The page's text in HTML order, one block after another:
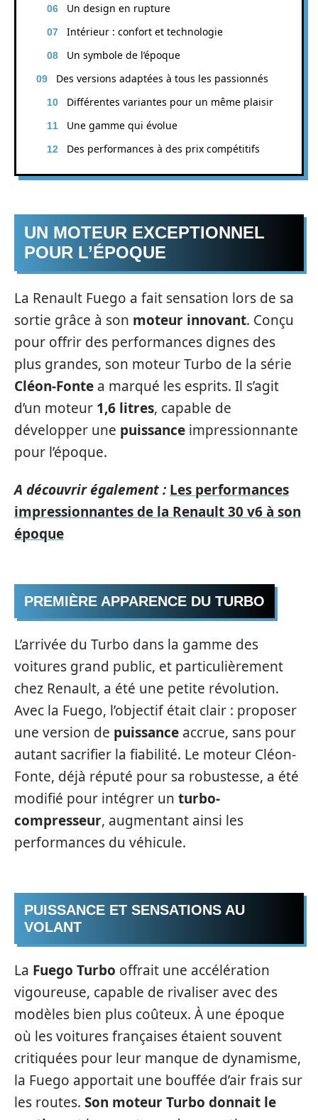
Un design en rupture
Intérieur : confort et technologie
Un symbole de l’époque
Des versions adaptées à tous les passionnés
Différentes variantes pour un même plaisir
Une gamme qui évolue
Des performances à des prix compétitifs
UN MOTEUR EXCEPTIONNEL
POUR L’ÉPOQUE
La Renault Fuego a fait sensation lors de sa
sortie grâce à son moteur innovant. Conçu
pour offrir des performances dignes des
plus grandes, son moteur Turbo de la série
Cléon-Fonte a marqué les esprits. Il s’agit
d’un moteur 1,6 litres, capable de
développer une puissance impressionnante
pour l’époque.
A découvrir également : Les performances
impressionnantes de la Renault 30 v6 à son
époque
PREMIÈRE APPARENCE DU TURBO
L’arrivée du Turbo dans la gamme des
voitures grand public, et particulièrement
chez Renault, a été une petite révolution.
Avec la Fuego, l’objectif était clair : proposer
une version de puissance accrue, sans pour
autant sacrifier la fiabilité. Le moteur Cléon-
Fonte, déjà réputé pour sa robustesse, a été
modifié pour intégrer un turbo-
compresseur, augmentant ainsi les
performances du véhicule.
PUISSANCE ET SENSATIONS AU
VOLANT
La Fuego Turbo offrait une accélération
vigoureuse, capable de rivaliser avec des
modèles bien plus coûteux. À une époque
où les voitures françaises étaient souvent
critiquées pour leur manque de dynamisme,
la Fuego apportait une bouffée d’air frais sur
les routes. Son moteur Turbo donnait le